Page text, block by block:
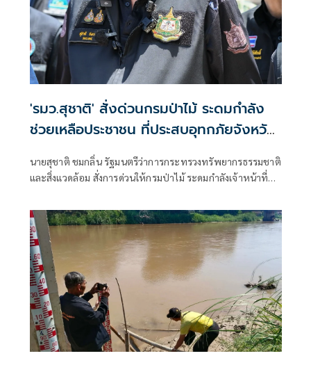
'รมว.สุชาติ' สั่งด่วนกรมป่าไม้ ระดมกำลัง
ช่วยเหลือประชาชน ที่ประสบอุทกภัยจังหวัด
เชียงราย พร้อมเฝ้าระวัง 24 ชั่วโมง หาก
สถานการณ์ทวีความรุนแรง
นายสุชาติ ชมกลิ่น รัฐมนตรีว่าการกระทรวงทรัพยากรธรรมชาติ
และสิ่งแวดล้อม สั่งการด่วนให้กรมป่าไม้ ระดมกำลังเจ้าหน้าที่
ระทบจากสถานการณ์น้ำป่าไหลหลากในจังหวัดเชียงราย